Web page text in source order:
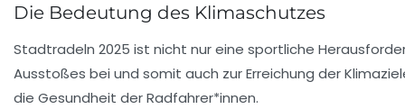
Die Bedeutung des Klimaschutzes
Stadtradeln 2025 ist nicht nur eine sportliche
Ausstoßes bei und somit auch zur Erreichung der
die Gesundheit der Radfahrer*innen.